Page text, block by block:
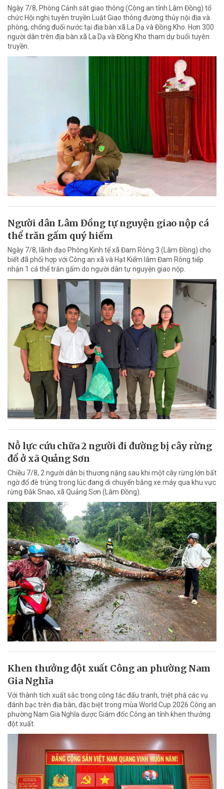
Ngày 7/8, Phòng Cảnh sát giao thông (Công an tỉnh Lâm Đồng) tổ
chức Hội nghị tuyên truyền Luật Giao thông đường thủy nội địa và
phòng, chống đuối nước tại địa bàn xã La Dạ và Đồng Kho. Hơn 300
người dân trên địa bàn xã La Dạ và Đồng Kho tham dự buổi tuyên
truyền.
Người dân Lâm Đồng tự nguyện giao nộp cá
thể trăn gấm quý hiếm
Ngày 7/8, lãnh đạo Phòng Kinh tế xã Đam Rông 3 (Lâm Đồng) cho
biết đã phối hợp với Công an xã và Hạt Kiểm lâm Đam Rông tiếp
nhận 1 cá thể trăn gấm do người dân tự nguyện giao nộp.
Nỗ lực cứu chữa 2 người đi đường bị cây rừng
đổ ở xã Quảng Sơn
Chiều 7/8, 2 người dân bị thương nặng sau khi một cây rừng lớn bất
ngờ đổ đè trúng trong lúc đang di chuyển bằng xe máy qua khu vực
rừng Đắk Snao, xã Quảng Sơn (Lâm Đồng).
Khen thưởng đột xuất Công an phường Nam
Gia Nghĩa
Với thành tích xuất sắc trong công tác đấu tranh, triệt phá các vụ
đánh bạc trên địa bàn, đặc biệt trong mùa World Cup 2026 Công an
phường Nam Gia Nghĩa dược Giám đốc Công an tỉnh khen thưởng
đột xuất.